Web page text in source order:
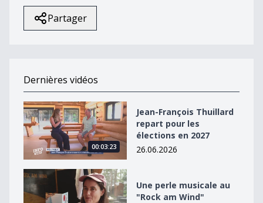
Partager
Dernières vidéos
Jean-François Thuillard repart pour les élections en
00:03:23
Jean-François Thuillard
repart pour les
élections en 2027
26.06.2026
Une perle musicale au &quot;Rock am Wind&quot;
Une perle musicale au
"Rock am Wind"